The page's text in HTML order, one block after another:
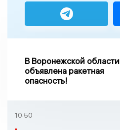
В Воронежской области
объявлена ракетная
опасность!
10:50